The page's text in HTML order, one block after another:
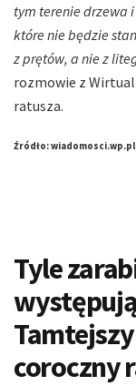
tym terenie drzewa
które nie będzie
z prętów, a nie z
rozmowie z
ratusza.
Źródło:
Tyle
coroczny